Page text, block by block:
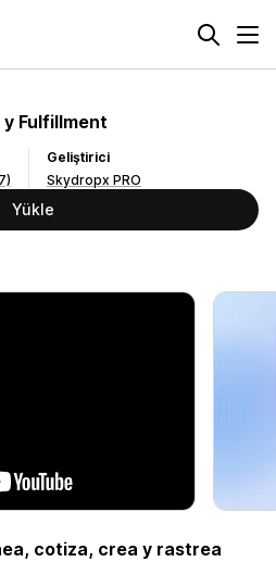
Fulfillment
Geliştirici
Skydropx PRO
Yükle
cotiza, crea y rastrea